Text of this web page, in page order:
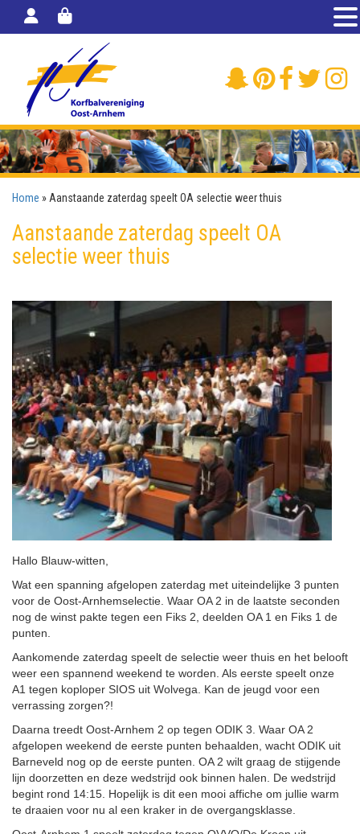
Home » Aanstaande zaterdag speelt OA selectie weer thuis
Aanstaande zaterdag speelt OA
selectie weer thuis
Hallo Blauw-witten,
Wat een spanning afgelopen zaterdag met uiteindelijke 3 punten
voor de Oost-Arnhemselectie. Waar OA 2 in de laatste seconden
nog de winst pakte tegen een Fiks 2, deelden OA 1 en Fiks 1 de
punten.
Aankomende zaterdag speelt de selectie weer thuis en het belooft
weer een spannend weekend te worden. Als eerste speelt onze
A1 tegen koploper SIOS uit Wolvega. Kan de jeugd voor een
verrassing zorgen?!
Daarna treedt Oost-Arnhem 2 op tegen ODIK 3. Waar OA 2
afgelopen weekend de eerste punten behaalden, wacht ODIK uit
Barneveld nog op de eerste punten. OA 2 wilt graag de stijgende
lijn doorzetten en deze wedstrijd ook binnen halen. De wedstrijd
begint rond 14:15. Hopelijk is dit een mooi affiche om jullie warm
te draaien voor nu al een kraker in de overgangsklasse.